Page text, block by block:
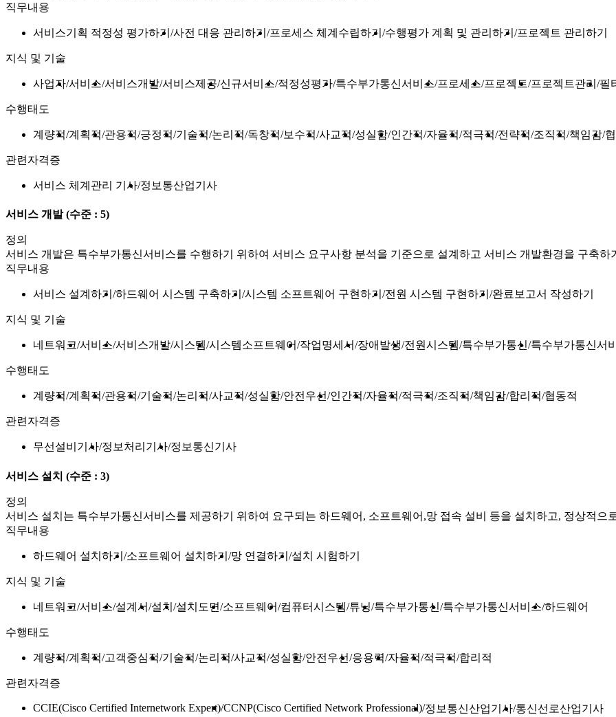
직무내용
서비스기획 적정성 평가하기 사전 대응 관리하기 프로세스 체계수립하기 수행평가 계획 및 관리하기 프로젝트 관리하기
지식 및 기술
사업자 서비스 서비스개발 서비스제공 신규서비스 적정성평가 특수부가통신서비스 프로세스 프로젝트 프로젝트관리 필
수행태도
계량적 계획적 관용적 긍정적 기술적 논리적 독창적 보수적 사교적 성실함 인간적 자율적 적극적 전략적 조직적 책임감
관련자격증
서비스 체계관리 기사 정보통산업기사
서비스 개발(수준 : 5)
정의
서비스 개발은 특수부가통신서비스를 수행하기 위하여 서비스 요구사항 분석을 기준으로 설계하고 서비스 개발환경을 구축하
직무내용
서비스 설계하기 하드웨어 시스템 구축하기 시스템 소프트웨어 구현하기 전원 시스템 구현하기 완료보고서 작성하기
지식 및 기술
네트워크 서비스 서비스개발 시스템 시스템소프트웨어 작업명세서 장애발생 전원시스템 특수부가통신 특수부가통신서
수행태도
계량적 계획적 관용적 기술적 논리적 사교적 성실함 안전우선 인간적 자율적 적극적 조직적 책임감 합리적 협동적
관련자격증
무선설비기사 정보처리기사 정보통신기사
서비스 설치 (수준 : 3)
정의
서비스 설치는 특수부가통신서비스를 제공하기 위하여 요구되는 하드웨어, 소프트웨어,망 접속 설비 등을 설치하고, 정상적으
직무내용
하드웨어 설치하기 소프트웨어 설치하기 망 연결하기 설치 시험하기
지식 및 기술
네트워크 서비스 설계서 설치 설치도면 소프트웨어 컴퓨터시스템 튜닝 특수부가통신 특수부가통신서비스 하드웨어
수행태도
계량적 계획적 고객중심적 기술적 논리적 사교적 성실함 안전우선 응용력 자율적 적극적 합리적
관련자격증
CCIE(Cisco Certified Internetwork Expert) CCNP(Cisco Certified Network Professional) 정보통신산업기사 통신선로산업기사